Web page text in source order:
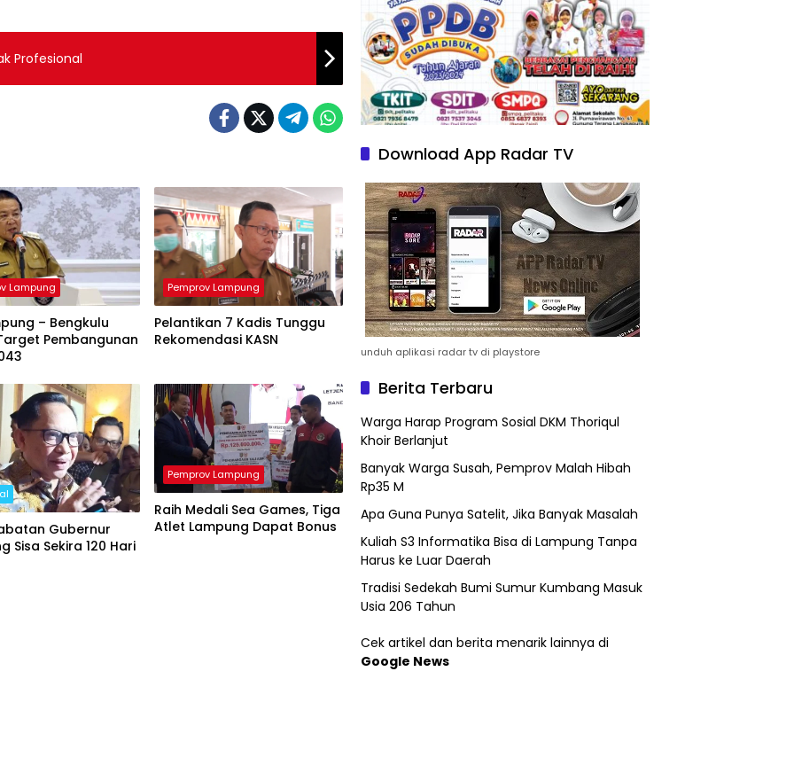
Profesional
Lampung
– Bengkulu
Pembangunan
Pemprov Lampung
Pelantikan 7 Kadis Tunggu
Rekomendasi KASN
Gubernur
Sisa Sekira 120 Hari
Pemprov Lampung
Raih Medali Sea Games, Tiga
Atlet Lampung Dapat Bonus
Download App Radar TV
unduh aplikasi radar tv di playstore
Berita Terbaru
Warga Harap Program Sosial DKM Thoriqul
Khoir Berlanjut
Banyak Warga Susah, Pemprov Malah Hibah
Rp35 M
Apa Guna Punya Satelit, Jika Banyak Masalah
Kuliah S3 Informatika Bisa di Lampung Tanpa
Harus ke Luar Daerah
Tradisi Sedekah Bumi Sumur Kumbang Masuk
Usia 206 Tahun
Cek artikel dan berita menarik lainnya di
Google News